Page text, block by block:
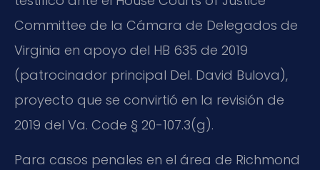
Committee de la Cámara de Delegados de
Virginia en apoyo del HB 635 de 2019
(patrocinador principal Del. David Bulova),
proyecto que se convirtió en la revisión de
2019 del Va. Code § 20-107.3(g).
Para casos penales en el área de Richmond